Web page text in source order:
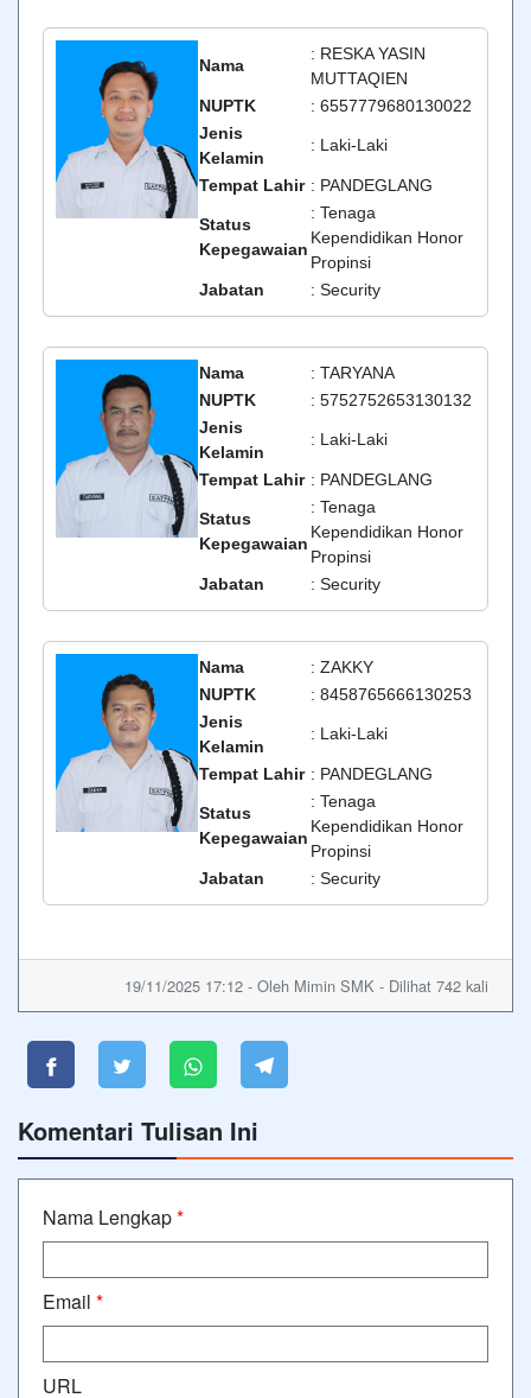
Nama
: RESKA YASIN
MUTTAQIEN
NUPTK
: 6557779680130022
Jenis
Kelamin
: Laki-Laki
Tempat Lahir : PANDEGLANG
Status
Kepegawaian
: Tenaga
Kependidikan Honor
Propinsi
Jabatan
: Security
Nama
: TARYANA
NUPTK
: 5752752653130132
Jenis
Kelamin
: Laki-Laki
Tempat Lahir : PANDEGLANG
Status
Kepegawaian
: Tenaga
Kependidikan Honor
Propinsi
Jabatan
: Security
Nama
: ZAKKY
NUPTK
: 8458765666130253
Jenis
Kelamin
: Laki-Laki
Tempat Lahir : PANDEGLANG
Status
Kepegawaian
: Tenaga
Kependidikan Honor
Propinsi
Jabatan
: Security
19/11/2025 17:12 - Oleh Mimin SMK - Dilihat 742 kali
Komentari Tulisan Ini
Nama Lengkap*
Email *
URL